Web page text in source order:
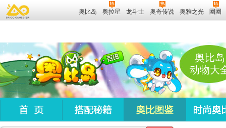
奥比岛 奥拉星 龙斗士 奥奇传说 奥雅之光 圈圈
奥比岛
动物大